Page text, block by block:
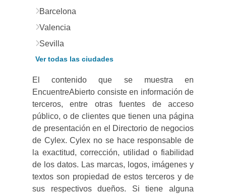
Barcelona
Valencia
Sevilla
Ver todas las ciudades
El contenido que se muestra en
EncuentreAbierto consiste en información de
terceros, entre otras fuentes de acceso
público, o de clientes que tienen una página
de presentación en el Directorio de negocios
de Cylex. Cylex no se hace responsable de
la exactitud, corrección, utilidad o fiabilidad
de los datos. Las marcas, logos, imágenes y
textos son propiedad de estos terceros y de
sus respectivos dueños. Si tiene alguna